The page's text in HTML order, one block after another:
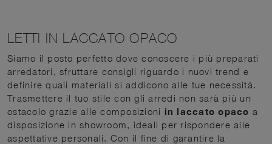
LETTI IN LACCATO OPACO
Siamo il posto perfetto dove conoscere i più preparati
arredatori, sfruttare consigli riguardo i nuovi trend e
definire quali materiali si addicono alle tue necessità.
Trasmettere il tuo stile con gli arredi non sarà più un
ostacolo grazie alle composizioni in laccato opaco a
disposizione in showroom, ideali per rispondere alle
aspettative personali. Con il fine di garantire la